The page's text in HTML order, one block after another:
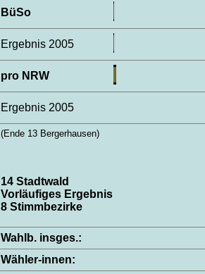
BüSo
Ergebnis 2005
pro NRW
Ergebnis 2005
(Ende 13 Bergerhausen)
14 Stadtwald
Vorläufiges Ergebnis
8 Stimmbezirke
Wahlb. insges.:
Wähler-innen: